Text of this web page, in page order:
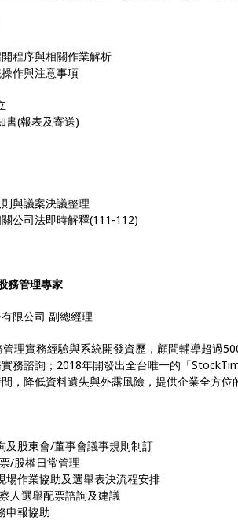
程序與相關作業解析
作與注意事項
書(報表及寄送)
與議案決議整理
公司法即時解釋(111-112)
務管理專家
限公司 副總經理
理實務經驗與系統開發資歷，顧問輔導超過
務諮詢；2018年開發出全台唯一的「
，降低資料遺失與外露風險，提供企業全方位
及股東會/董事會議事規則制訂
/股權日常管理
場作業協助及選舉表決流程安排
人選舉配票諮詢及建議
申報協助